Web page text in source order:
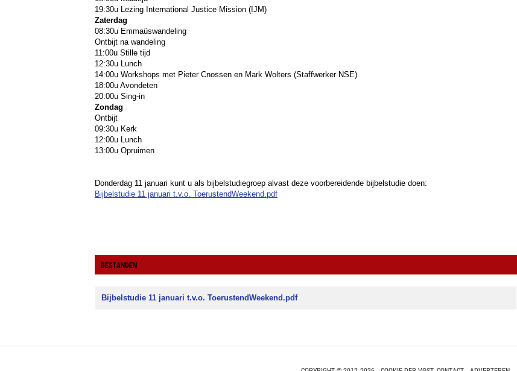
19:30u Lezing International Justice Mission (IJM)
Zaterdag
08:30u Emmaüswandeling
Ontbijt na wandeling
11:00u Stille tijd
12:30u Lunch
14:00u Workshops met Pieter Cnossen en Mark Wolters (Staffwerker NSE)
18:00u Avondeten
20:00u Sing-in
Zondag
Ontbijt
09:30u Kerk
12:00u Lunch
13:00u Opruimen
Donderdag 11 januari kunt u als bijbelstudiegroep alvast deze voorbereidende bijbelstudie doen:
Bijbelstudie 11 januari t.v.o. ToerustendWeekend.pdf
BESTANDEN
Bijbelstudie 11 januari t.v.o. ToerustendWeekend.pdf